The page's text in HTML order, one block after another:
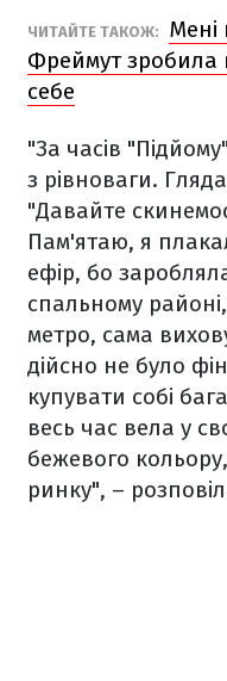
ЧИТАЙТЕ ТАКОЖ:
Фреймут зробила
себе
"За часів
з рівноваги.
"Давайте
Пам'ятаю, я
ефір, бо
спальному
метро, ​​сама
дійсно не було
купувати собі
весь час вела у
бежевого
ринку", –